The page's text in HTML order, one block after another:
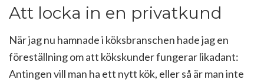
Att locka in en privatkund
När jag nu hamnade i köksbranschen hade jag en
föreställning om att kökskunder fungerar likadant:
Antingen vill man ha ett nytt kök, eller så är man inte